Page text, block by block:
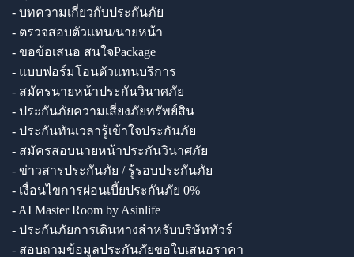
- บทความเกี่ยวกับประกันภัย
- ตรวจสอบตัวแทน/นายหน้า
- ขอข้อเสนอ สนใจPackage
- แบบฟอร์มโอนตัวแทนบริการ
- สมัครนายหน้าประกันวินาศภัย
- ประกันภัยความเสี่ยงภัยทรัพย์สิน
- ประกันทันเวลารู้เข้าใจประกันภัย
- สมัครสอบนายหน้าประกันวินาศภัย
- ข่าวสารประกันภัย / รู้รอบประกันภัย
- เงื่อนไขการผ่อนเบี้ยประกันภัย 0%
- AI Master Room by Asinlife
- ประกันภัยการเดินทางสำหรับบริษัททัวร์
- สอบถามข้อมูลประกันภัยขอใบเสนอราคา